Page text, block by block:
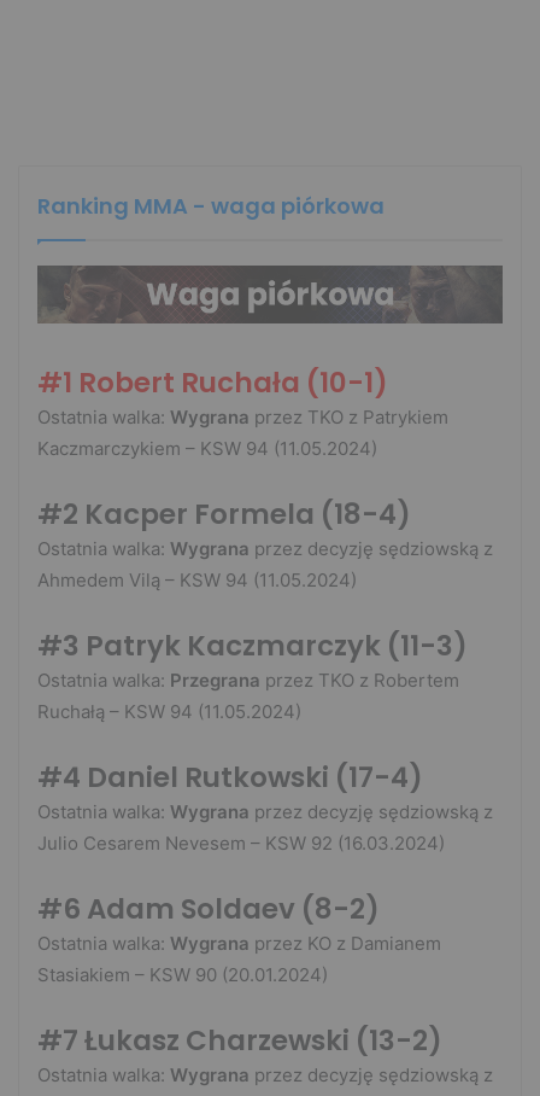
Ranking MMA - waga piórkowa
#1 Robert Ruchała (10-1)
Ostatnia walka: Wygrana przez TKO z Patrykiem
Kaczmarczykiem – KSW 94 (11.05.2024)
#2 Kacper Formela (18-4)
Ostatnia walka: Wygrana przez decyzję sędziowską z
Ahmedem Vilą – KSW 94 (11.05.2024)
#3 Patryk Kaczmarczyk (11-3)
Ostatnia walka: Przegrana przez TKO z Robertem
Ruchałą – KSW 94 (11.05.2024)
#4 Daniel Rutkowski (17-4)
Ostatnia walka: Wygrana przez decyzję sędziowską z
Julio Cesarem Nevesem – KSW 92 (16.03.2024)
#6 Adam Soldaev (8-2)
Ostatnia walka: Wygrana przez KO z Damianem
Stasiakiem – KSW 90 (20.01.2024)
#7 Łukasz Charzewski (13-2)
Ostatnia walka: Wygrana przez decyzję sędziowską z